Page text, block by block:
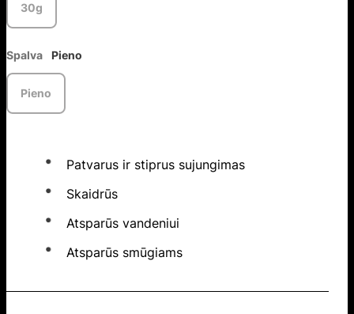
30g
Spalva Pieno
Pieno
Patvarus ir stiprus sujungimas
Skaidrūs
Atsparūs vandeniui
Atsparūs smūgiams